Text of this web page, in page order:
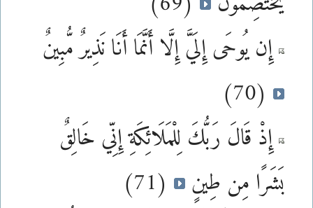
إِن يُوحَى إِلَيَّ إِلَّا أَنَّمَا أَنَا نَذِيرٌ مُّبِينٌ
(70)
إِذْ قَالَ رَبُّكَ لِلْمَلَائِكَةِ إِنِّي خَالِقٌ
بَشَرًا مِن طِينٍ
(71)